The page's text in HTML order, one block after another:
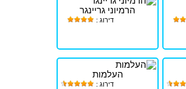
הרמיוני גריינגר
דירוג :
העלמות
דירוג :